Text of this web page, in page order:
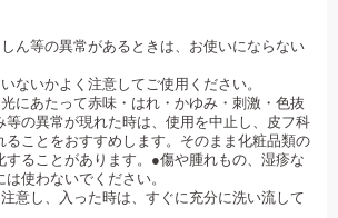
ん等の異常があるときは、お使いにならない
ないかよく注意してご使用ください。
にあたって赤味・はれ・かゆみ・刺激・色抜
等の異常が現れた時は、使用を中止し、皮フ科
ることをおすすめします。そのまま化粧品類の
することがあります。●傷や腫れもの、湿疹な
使わないでください。
意し、入った時は、すぐに充分に洗い流して